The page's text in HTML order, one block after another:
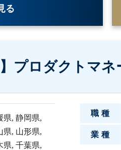
る
プロダクトマ
県, 静岡県,
県, 山形県,
県, 千葉県,
職種
業種